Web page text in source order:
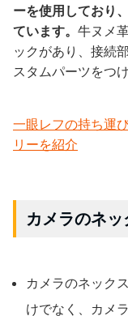
ーを使用しており
ています。 牛ヌメ
ックがあり、接続
スタムパーツをつ
一眼レフの持ち運
リーを紹介
カメラのネ
カメラのネック
けでなく、カメ